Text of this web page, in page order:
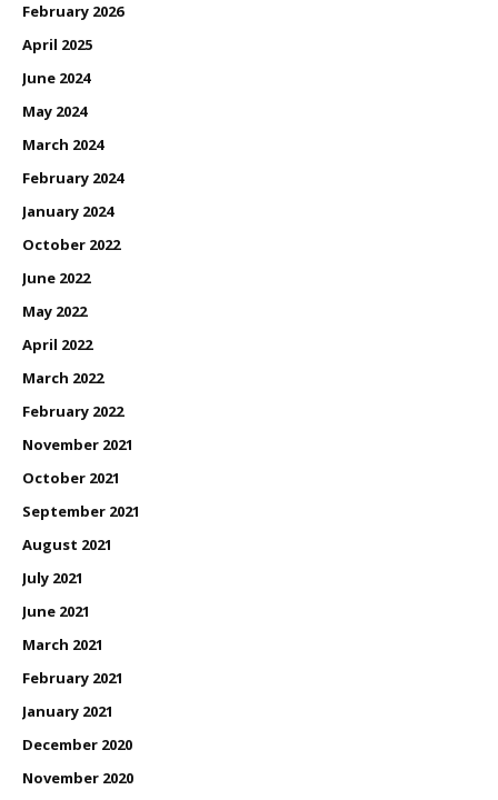
February 2026
April 2025
June 2024
May 2024
March 2024
February 2024
January 2024
October 2022
June 2022
May 2022
April 2022
March 2022
February 2022
November 2021
October 2021
September 2021
August 2021
July 2021
June 2021
March 2021
February 2021
January 2021
December 2020
November 2020